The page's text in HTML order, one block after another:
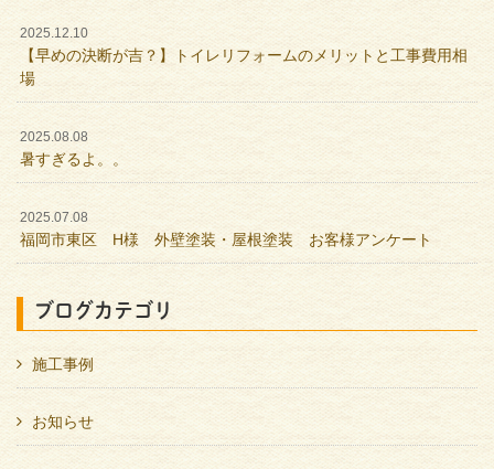
2025.12.10
【早めの決断が吉？】トイレリフォームのメリットと工事費用相
場
2025.08.08
暑すぎるよ。。
2025.07.08
福岡市東区 H様 外壁塗装・屋根塗装 お客様アンケート
ブログカテゴリ
施工事例
お知らせ